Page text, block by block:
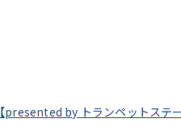
presented by トランペットステ